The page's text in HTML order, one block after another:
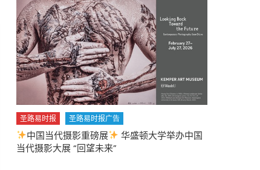
圣路易时报 圣路易时报广告
中国当代摄影重磅展
华盛顿大学举办中国
当代摄影大展 “回望未来”